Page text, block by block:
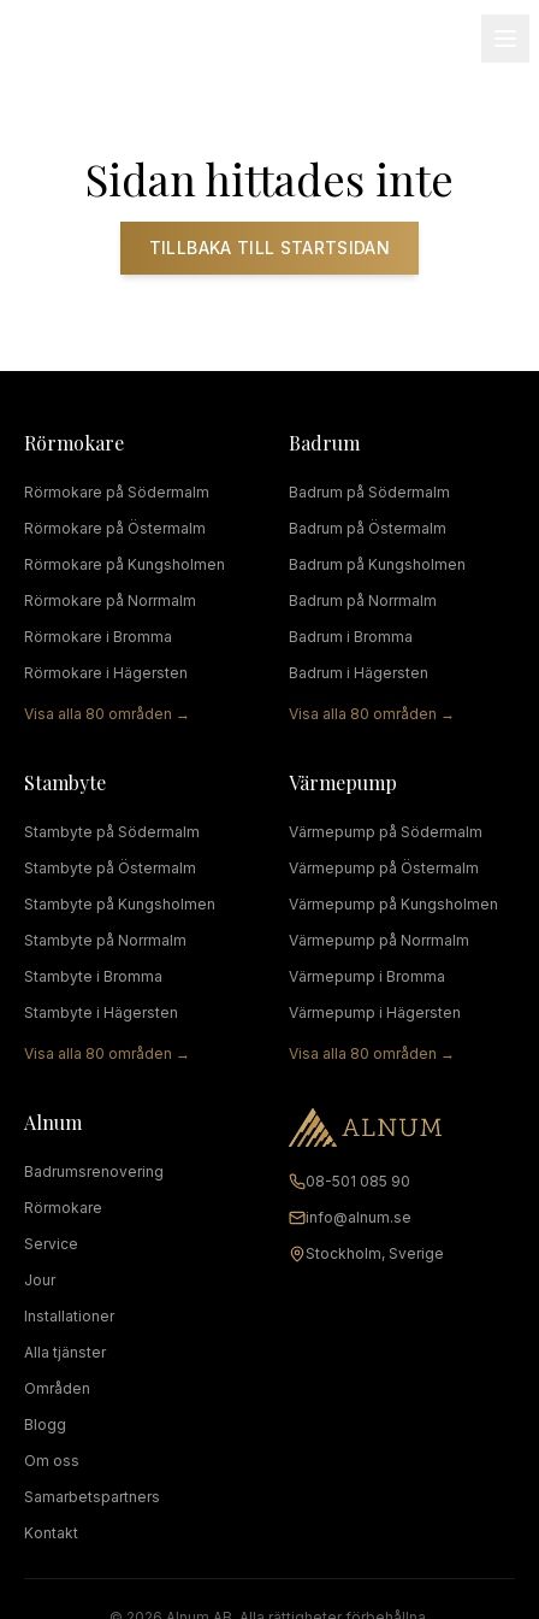
Sidan hittades inte
TILLBAKA TILL STARTSIDAN
Rörmokare
Rörmokare på Södermalm
Rörmokare på Östermalm
Rörmokare på Kungsholmen
Rörmokare på Norrmalm
Rörmokare i Bromma
Rörmokare i Hägersten
Visa alla 80 områden →
Badrum
Badrum på Södermalm
Badrum på Östermalm
Badrum på Kungsholmen
Badrum på Norrmalm
Badrum i Bromma
Badrum i Hägersten
Visa alla 80 områden →
Stambyte
Stambyte på Södermalm
Stambyte på Östermalm
Stambyte på Kungsholmen
Stambyte på Norrmalm
Stambyte i Bromma
Stambyte i Hägersten
Visa alla 80 områden →
Värmepump
Värmepump på Södermalm
Värmepump på Östermalm
Värmepump på Kungsholmen
Värmepump på Norrmalm
Värmepump i Bromma
Värmepump i Hägersten
Visa alla 80 områden →
Alnum
Badrumsrenovering
Rörmokare
Service
Jour
Installationer
Alla tjänster
Områden
Blogg
Om oss
Samarbetspartners
Kontakt
08-501 085 90
info@alnum.se
Stockholm, Sverige